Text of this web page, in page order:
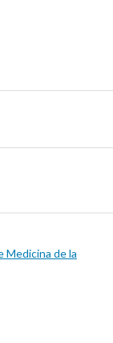
Medicina de la